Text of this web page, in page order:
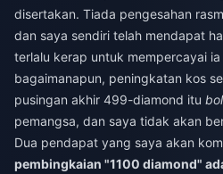
disertakan. Tiada pengesahan
dan saya sendiri telah mendapat
terlalu kerap untuk mempercayai
bagaimanapun, peningkatan kos
pusingan akhir 499-diamond itu
pemangsa, dan saya tidak akan
Dua pendapat yang saya akan
pembingkaian "1100 diamond"